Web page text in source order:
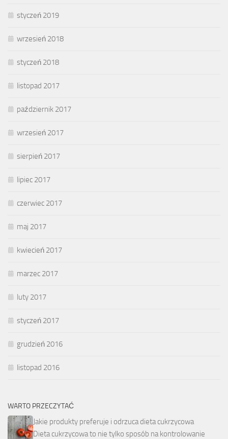
styczeń 2019
wrzesień 2018
styczeń 2018
listopad 2017
październik 2017
wrzesień 2017
sierpień 2017
lipiec 2017
czerwiec 2017
maj 2017
kwiecień 2017
marzec 2017
luty 2017
styczeń 2017
grudzień 2016
listopad 2016
WARTO PRZECZYTAĆ
Jakie produkty preferuje i odrzuca dieta cukrzycowa
Dieta cukrzycowa to nie tylko sposób na kontrolowanie